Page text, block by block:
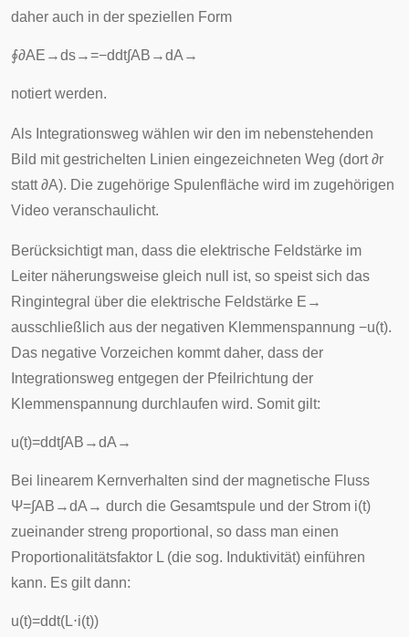
daher auch in der speziellen Form
∮∂AE →ds→=−ddt∫AB →dA →
notiert werden.
Als Integrationsweg wählen wir den im nebenstehenden
Bild mit gestrichelten Linien eingezeichneten Weg (dort∂r
statt∂A). Die zugehörige Spulenfläche wird im zugehörigen
Video veranschaulicht.
Berücksichtigt man, dass die elektrische Feldstärke im
Leiter näherungsweise gleich null ist, so speist sich das
Ringintegral über die elektrische Feldstärke E →
ausschließlich aus der negativen Klemmenspannung −u(t).
Das negative Vorzeichen kommt daher, dass der
Integrationsweg entgegen der Pfeilrichtung der
Klemmenspannung durchlaufen wird. Somit gilt:
u(t)=ddt∫AB →dA →
Bei linearem Kernverhalten sind der magnetische Fluss
Ψ=∫AB →dA → durch die Gesamtspule und der Strom i(t)
zueinander streng proportional, so dass man einen
Proportionalitätsfaktor L (die sog. Induktivität) einführen
kann. Es gilt dann:
u(t)=ddt(L⋅i(t))